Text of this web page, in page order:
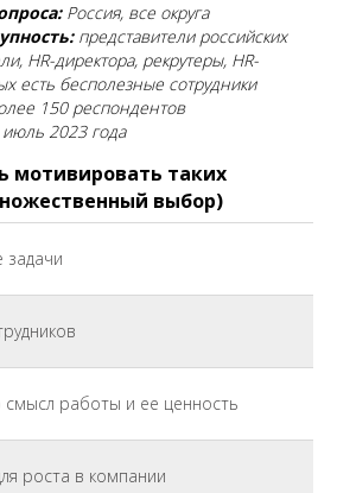
Россия, все округа
представители российских
HR-директора, рекрутеры, HR-
есть бесполезные сотрудники
150 респондентов
июль 2023 года
мотивировать таких
выбор)
задачи
смысл работы и ее ценность
роста в компании